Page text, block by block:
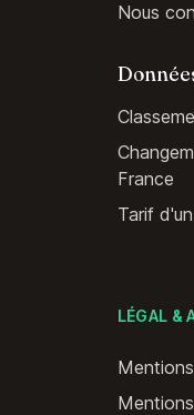
Nous
France
Tarif
LÉGAL &